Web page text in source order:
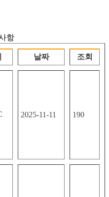
항
날짜 조회
2025-11-11 190